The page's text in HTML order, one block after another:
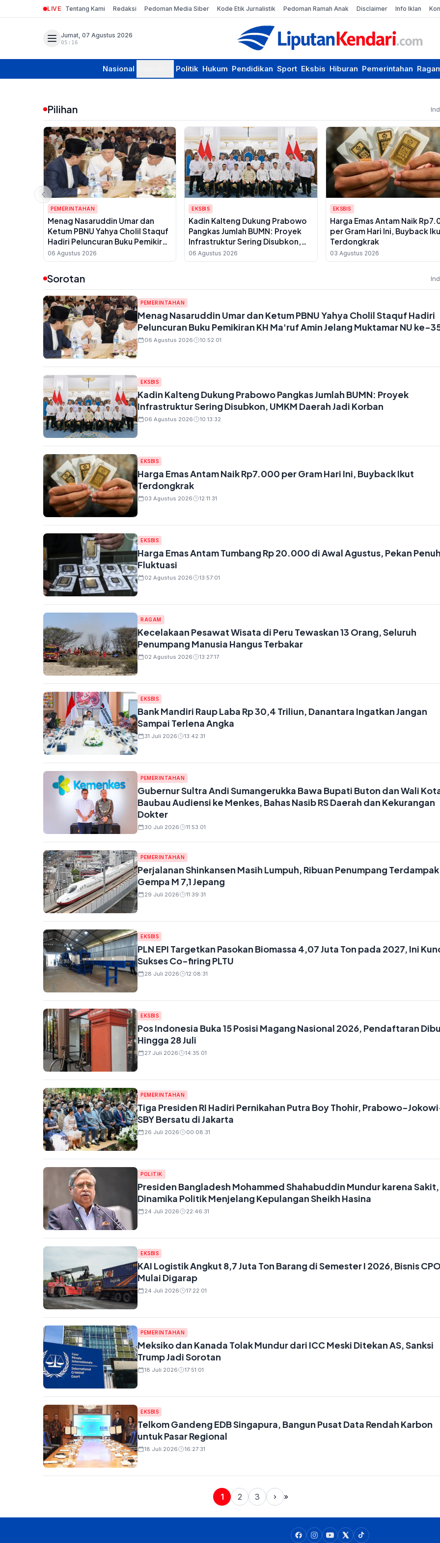
LIVE Tentang Kami Redaksi Pedoman Media Siber Kode Etik Jurnalistik Pedoman Ramah Anak Disclaimer Info Iklan
Jumat, 07 Agustus 2026
05:16
Nasional Politik Hukum Pendidikan Sport Eksbis Hiburan Pemerintahan
Pilihan
PEMERINTAHAN
Menag Nasaruddin Umar dan
Ketum PBNU Yahya Cholil Staquf
Hadiri Peluncuran Buku Pemikiran
KH Ma'ruf Amin Jelang Muktamar
NU ke-35
06 Agustus 2026
EKSBIS
Kadin Kalteng Dukung Prabowo
Pangkas Jumlah BUMN: Proyek
Infrastruktur Sering Disubkon,
UMKM Daerah Jadi Korban
06 Agustus 2026
EKSBIS
Harga Emas Antam Naik
per Gram Hari Ini, Buyback
Terdongkrak
03 Agustus 2026
Sorotan
PEMERINTAHAN
Menag Nasaruddin Umar dan Ketum PBNU Yahya Cholil Staquf Hadiri
Peluncuran Buku Pemikiran KH Ma'ruf Amin Jelang Muktamar NU ke-
06 Agustus 2026 10:52:01
EKSBIS
Kadin Kalteng Dukung Prabowo Pangkas Jumlah BUMN: Proyek
Infrastruktur Sering Disubkon, UMKM Daerah Jadi Korban
06 Agustus 2026 10:13:32
EKSBIS
Harga Emas Antam Naik Rp7.000 per Gram Hari Ini, Buyback Ikut
Terdongkrak
03 Agustus 2026 12:11:31
EKSBIS
Harga Emas Antam Tumbang Rp 20.000 di Awal Agustus, Pekan Penuh
Fluktuasi
02 Agustus 2026 13:57:01
RAGAM
Kecelakaan Pesawat Wisata di Peru Tewaskan 13 Orang, Seluruh
Penumpang Manusia Hangus Terbakar
02 Agustus 2026 13:27:17
EKSBIS
Bank Mandiri Raup Laba Rp 30,4 Triliun, Danantara Ingatkan Jangan
Sampai Terlena Angka
31 Juli 2026 13:42:31
PEMERINTAHAN
Gubernur Sultra Andi Sumangerukka Bawa Bupati Buton dan Wali
Baubau Audiensi ke Menkes, Bahas Nasib RS Daerah dan Kekurangan
Dokter
30 Juli 2026 11:53:01
PEMERINTAHAN
Perjalanan Shinkansen Masih Lumpuh, Ribuan Penumpang Terdampak
Gempa M 7,1 Jepang
29 Juli 2026 11:39:31
EKSBIS
PLN EPI Targetkan Pasokan Biomassa 4,07 Juta Ton pada 2027, Ini
Sukses Co-firing PLTU
28 Juli 2026 12:08:31
EKSBIS
Pos Indonesia Buka 15 Posisi Magang Nasional 2026, Pendaftaran
Hingga 28 Juli
27 Juli 2026 14:35:01
PEMERINTAHAN
Tiga Presiden RI Hadiri Pernikahan Putra Boy Thohir, Prabowo-
SBY Bersatu di Jakarta
26 Juli 2026 00:08:31
POLITIK
Presiden Bangladesh Mohammed Shahabuddin Mundur karena Sakit,
Dinamika Politik Menjelang Kepulangan Sheikh Hasina
24 Juli 2026 22:46:31
EKSBIS
KAI Logistik Angkut 8,7 Juta Ton Barang di Semester I 2026, Bisnis CPO
Mulai Digarap
24 Juli 2026 17:22:01
PEMERINTAHAN
Meksiko dan Kanada Tolak Mundur dari ICC Meski Ditekan AS, Sanksi
Trump Jadi Sorotan
18 Juli 2026 17:51:01
EKSBIS
Telkom Gandeng EDB Singapura, Bangun Pusat Data Rendah Karbon
untuk Pasar Regional
18 Juli 2026 16:27:31
1 2 3 › »